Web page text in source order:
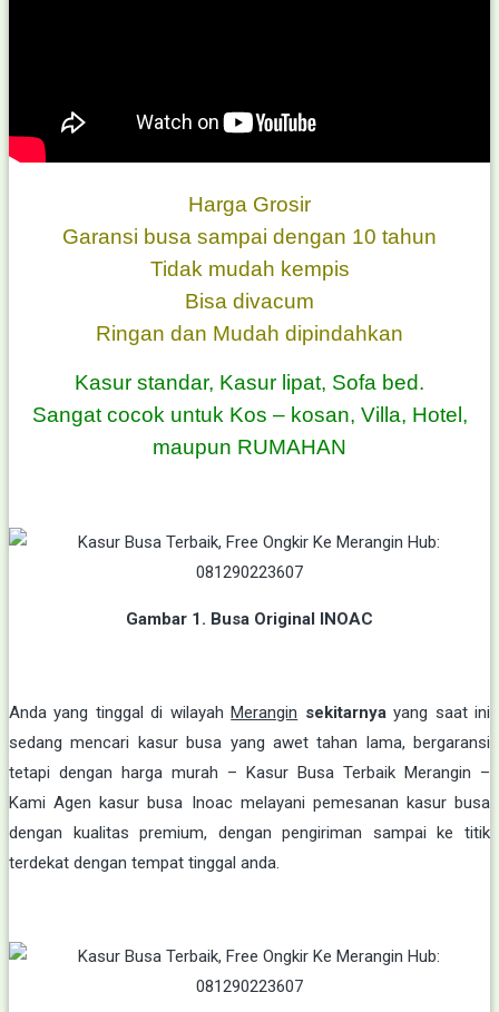
Harga Grosir
Garansi busa sampai dengan 10 tahun
Tidak mudah kempis
Bisa divacum
Ringan dan Mudah dipindahkan
Kasur standar, Kasur lipat, Sofa bed.
Sangat cocok untuk Kos – kosan, Villa, Hotel,
maupun RUMAHAN
Gambar 1. Busa Original INOAC
Anda yang tinggal di wilayahMerangin sekitarnyayang saat ini
sedang mencari kasur busa yang awet tahan lama, bergaransi
tetapi dengan harga murah – Kasur Busa Terbaik Merangin –
Kami Agen kasur busa Inoac melayani pemesanan kasur busa
dengan kualitas premium, dengan pengiriman sampai ke titik
terdekat dengan tempat tinggal anda.